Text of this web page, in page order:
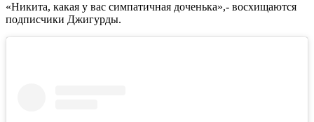
«Никита, какая у вас симпатичная доченька»,- восхищаются
подписчики Джигурды.